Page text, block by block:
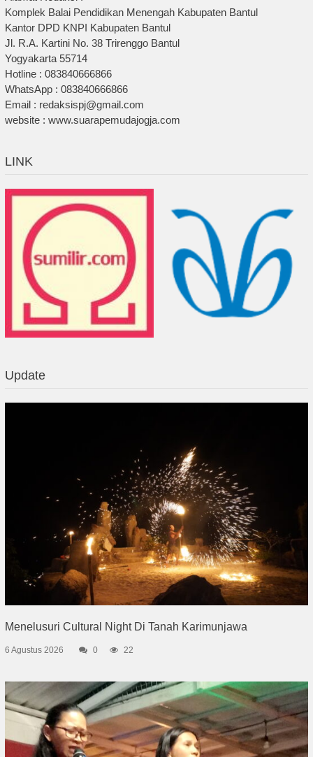
Komplek Balai Pendidikan Menengah Kabupaten Bantul
Kantor DPD KNPI Kabupaten Bantul
Jl. R.A. Kartini No. 38 Trirenggo Bantul
Yogyakarta 55714
Hotline : 083840666866
WhatsApp : 083840666866
Email : redaksispj@gmail.com
website : www.suarapemudajogja.com
LINK
Update
Menelusuri Cultural Night Di Tanah Karimunjawa
6 Agustus 2026 0 22